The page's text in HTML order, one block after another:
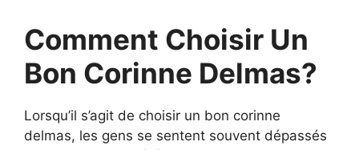
Comment Choisir Un
Bon Corinne Delmas?
Lorsqu’il s’agit de choisir un bon corinne
delmas, les gens se sentent souvent dépassés